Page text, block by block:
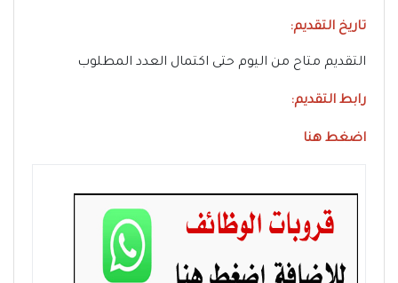
تاريخ التقديم:
التقديم متاح من اليوم حتى اكتمال العدد المطلوب
رابط التقديم:
اضغط هنا